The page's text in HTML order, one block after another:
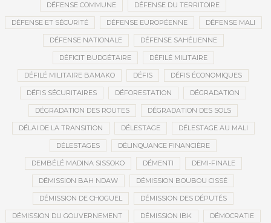
DÉFENSE COMMUNE DÉFENSE DU TERRITOIRE
DÉFENSE ET SÉCURITÉ DÉFENSE EUROPÉENNE DÉFENSE MALI
DÉFENSE NATIONALE DÉFENSE SAHÉLIENNE
DÉFICIT BUDGÉTAIRE DÉFILÉ MILITAIRE
DÉFILÉ MILITAIRE BAMAKO DÉFIS DÉFIS ÉCONOMIQUES
DÉFIS SÉCURITAIRES DÉFORESTATION DÉGRADATION
DÉGRADATION DES ROUTES DÉGRADATION DES SOLS
DÉLAI DE LA TRANSITION DÉLESTAGE DÉLESTAGE AU MALI
DÉLESTAGES DÉLINQUANCE FINANCIÈRE
DEMBÉLÉ MADINA SISSOKO DÉMENTI DEMI-FINALE
DÉMISSION BAH NDAW DÉMISSION BOUBOU CISSÉ
DÉMISSION DE CHOGUEL DÉMISSION DES DÉPUTÉS
DÉMISSION DU GOUVERNEMENT DÉMISSION IBK DÉMOCRATIE